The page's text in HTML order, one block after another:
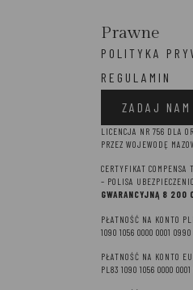
Prawne
POLITYKA
REGULAMIN
ZADAJ
LICENCJA NR 756 DLA
PRZEZ WOJEWODĘ
CERTYFIKAT
– POLISA
GWARANCYJNĄ 8 200
PŁATNOŚĆ NA KONTO
1090 1056 0000 0001 0990
PŁATNOŚĆ NA KONTO
PL83 1090 1056 0000